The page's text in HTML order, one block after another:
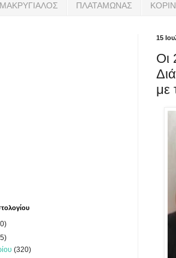
ΜΑΚΡΥΓΙΑΛΟΣ ΠΛΑΤΑΜΩΝΑΣ
15
Οι
με
(320)